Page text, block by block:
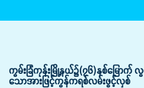
ကွမ်းခြံကုန်းမြို့နယ်၌(၇၆)နစ်မြော
သောအားဖြင့်ကွန်ကရစ်လမ်းဖွင့်လှစ်